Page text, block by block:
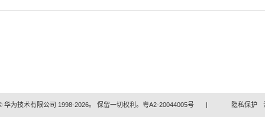
华为技术有限公司 1998-2026。 保留一切权利。粤A2-20044005号 | 隐私保护